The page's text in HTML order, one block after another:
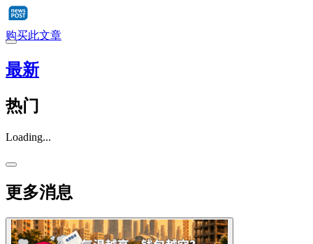
购买此文章
最新
热门
Loading...
更多消息